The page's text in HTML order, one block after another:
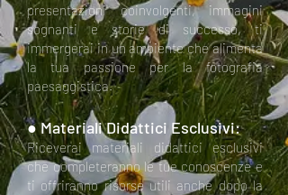
presentazioni coinvolgenti, immagini
sognanti e storie di successo, ti
immergerai in un ambiente che alimenta
la tua passione per la fotografia
paesaggistica.
● Materiali Didattici Esclusivi:
Riceverai materiali didattici esclusivi
che completeranno le tue conoscenze e
ti offriranno risorse utili anche dopo la